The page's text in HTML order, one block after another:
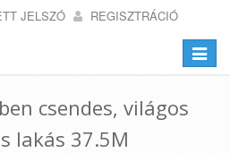
JELSZÓ REGISZTRÁCIÓ
Toggle
csendes, világos
lakás 37.5M